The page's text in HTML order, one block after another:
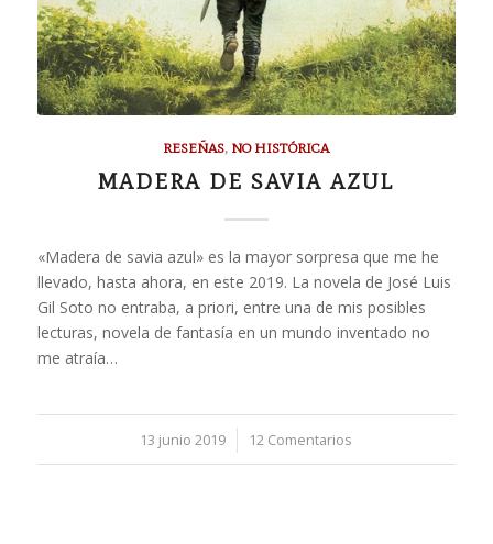
RESEÑAS, NO HISTÓRICA
MADERA DE SAVIA AZUL
«Madera de savia azul» es la mayor sorpresa que me he
llevado, hasta ahora, en este 2019. La novela de José Luis
Gil Soto no entraba, a priori, entre una de mis posibles
lecturas, novela de fantasía en un mundo inventado no
me atraía…
13 junio 2019
/ 12 Comentarios